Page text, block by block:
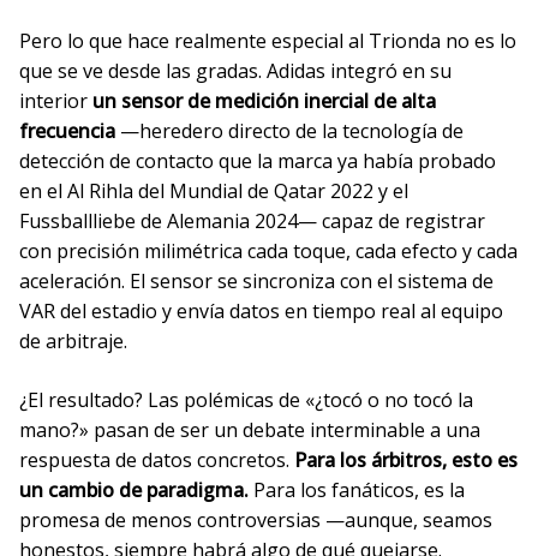
Pero lo que hace realmente especial al Trionda no es lo
que se ve desde las gradas. Adidas integró en su
interior un sensor de medición inercial de alta
frecuencia —heredero directo de la tecnología de
detección de contacto que la marca ya había probado
en el Al Rihla del Mundial de Qatar 2022 y el
Fussballliebe de Alemania 2024— capaz de registrar
con precisión milimétrica cada toque, cada efecto y cada
aceleración. El sensor se sincroniza con el sistema de
VAR del estadio y envía datos en tiempo real al equipo
de arbitraje.
¿El resultado? Las polémicas de «¿tocó o no tocó la
mano?» pasan de ser un debate interminable a una
respuesta de datos concretos. Para los árbitros, esto es
un cambio de paradigma. Para los fanáticos, es la
promesa de menos controversias —aunque, seamos
honestos, siempre habrá algo de qué quejarse.